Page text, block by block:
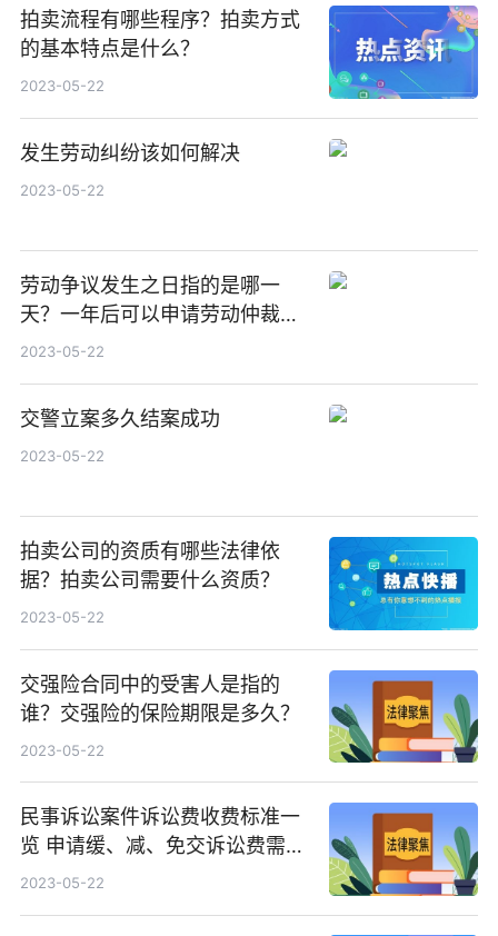
拍卖流程有哪些程序？拍卖方式
的基本特点是什么？
2023-05-22
发生劳动纠纷该如何解决
2023-05-22
劳动争议发生之日指的是哪一
天？一年后可以申请劳动仲裁
吗？
2023-05-22
交警立案多久结案成功
2023-05-22
拍卖公司的资质有哪些法律依
据？拍卖公司需要什么资质？
2023-05-22
交强险合同中的受害人是指的
谁？交强险的保险期限是多久？
2023-05-22
民事诉讼案件诉讼费收费标准一
览 申请缓、减、免交诉讼费需要
哪些材料？
2023-05-22